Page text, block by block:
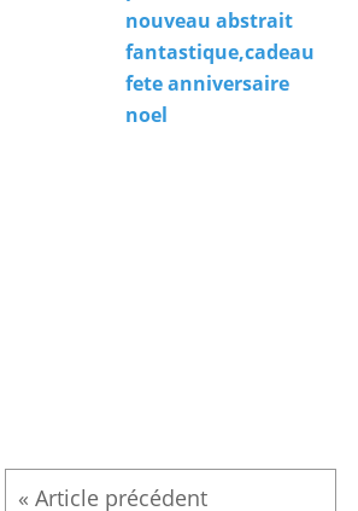
nouveau abstrait
fantastique,cadeau
fete anniversaire
noel